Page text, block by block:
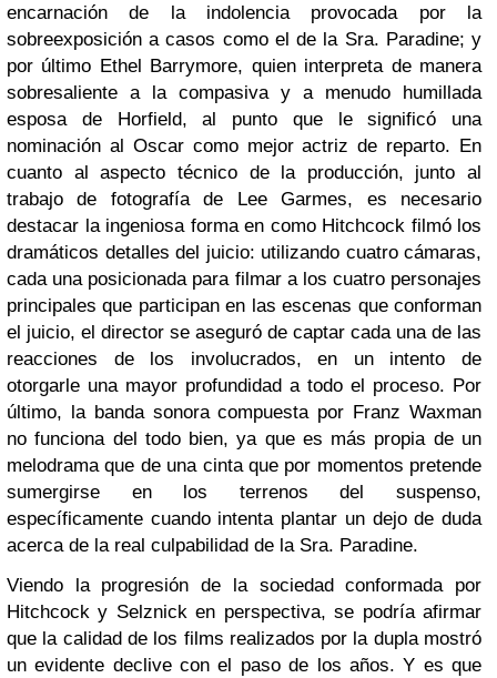
encarnación de la indolencia provocada por la
sobreexposición a casos como el de la Sra. Paradine; y
por último Ethel Barrymore, quien interpreta de manera
sobresaliente a la compasiva y a menudo humillada
esposa de Horfield, al punto que le significó una
nominación al Oscar como mejor actriz de reparto. En
cuanto al aspecto técnico de la producción, junto al
trabajo de fotografía de Lee Garmes, es necesario
destacar la ingeniosa forma en como Hitchcock filmó los
dramáticos detalles del juicio: utilizando cuatro cámaras,
cada una posicionada para filmar a los cuatro personajes
principales que participan en las escenas que conforman
el juicio, el director se aseguró de captar cada una de las
reacciones de los involucrados, en un intento de
otorgarle una mayor profundidad a todo el proceso. Por
último, la banda sonora compuesta por Franz Waxman
no funciona del todo bien, ya que es más propia de un
melodrama que de una cinta que por momentos pretende
sumergirse en los terrenos del suspenso,
específicamente cuando intenta plantar un dejo de duda
acerca de la real culpabilidad de la Sra. Paradine.
Viendo la progresión de la sociedad conformada por
Hitchcock y Selznick en perspectiva, se podría afirmar
que la calidad de los films realizados por la dupla mostró
un evidente declive con el paso de los años. Y es que